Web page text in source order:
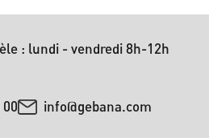
: lundi - vendredi 8h-12h
info@gebana.com